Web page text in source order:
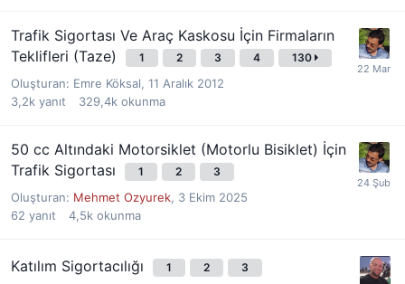
Trafik Sigortası Ve Araç Kaskosu İçin Firmaların
Teklifleri (Taze)
1 2 3 4 130
Oluşturan: Emre Köksal, 11 Aralık 2012
3,2k yanıt 329,4k okunma
50 cc Altındaki Motorsiklet (Motorlu Bisiklet) İçin
Trafik Sigortası
1 2 3
Oluşturan: Mehmet Ozyurek, 3 Ekim 2025
62 yanıt 4,5k okunma
Katılım Sigortacılığı 1 2 3